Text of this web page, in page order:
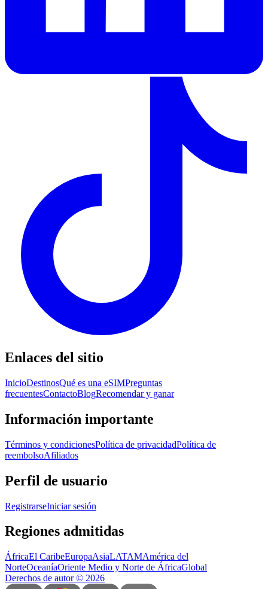
Enlaces del sitio
InicioDestinosQué es una eSIMPreguntas
frecuentesContactoBlogRecomendar y ganar
Información importante
Términos y condicionesPolítica de privacidadPolítica de
reembolsoAfiliados
Perfil de usuario
RegistrarseIniciar sesión
Regiones admitidas
ÁfricaEl CaribeEuropaAsiaLATAMAmérica del
NorteOceaníaOriente Medio y Norte de ÁfricaGlobal
Derechos de autor© 2026